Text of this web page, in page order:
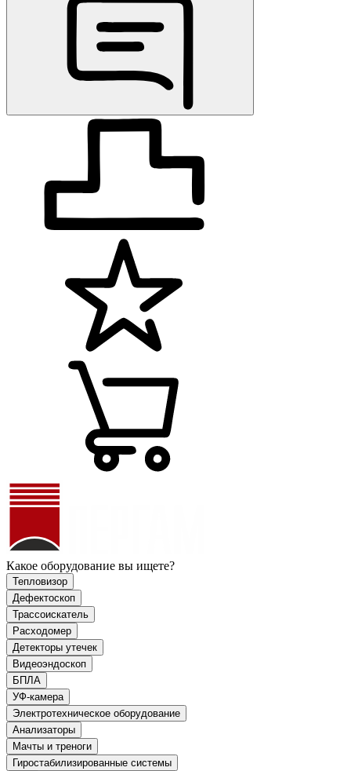
Какое оборудование вы ищете?
Тепловизор
Дефектоскоп
Трассоискатель
Расходомер
Детекторы утечек
Видеоэндоскоп
БПЛА
УФ-камера
Электротехническое оборудование
Анализаторы
Мачты и треноги
Гиростабилизированные системы